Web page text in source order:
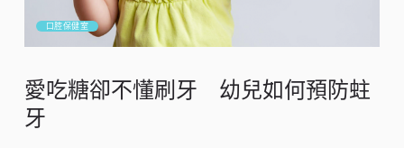
口腔保健室
愛吃糖卻不懂刷牙 幼兒如何預防蛀
牙